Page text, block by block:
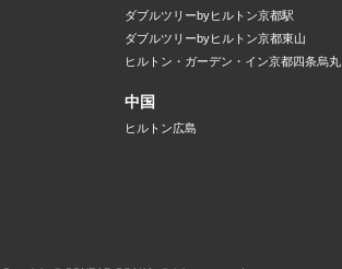
ダブルツリーbyヒルトン京都駅
ダブルツリーbyヒルトン京都東山
ヒルトン・ガーデン・イン京都四条烏丸
中国
ヒルトン広島